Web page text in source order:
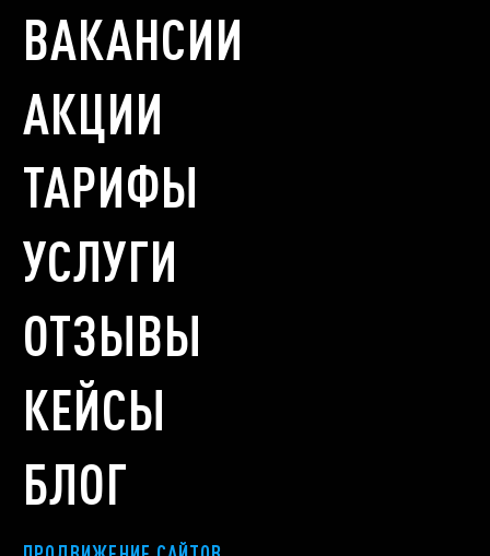
ВАКАНСИИ
АКЦИИ
ТАРИФЫ
УСЛУГИ
ОТЗЫВЫ
КЕЙСЫ
БЛОГ